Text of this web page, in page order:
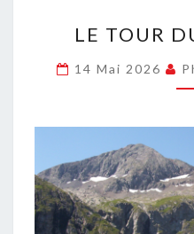
LE TOUR
14 Mai 2026